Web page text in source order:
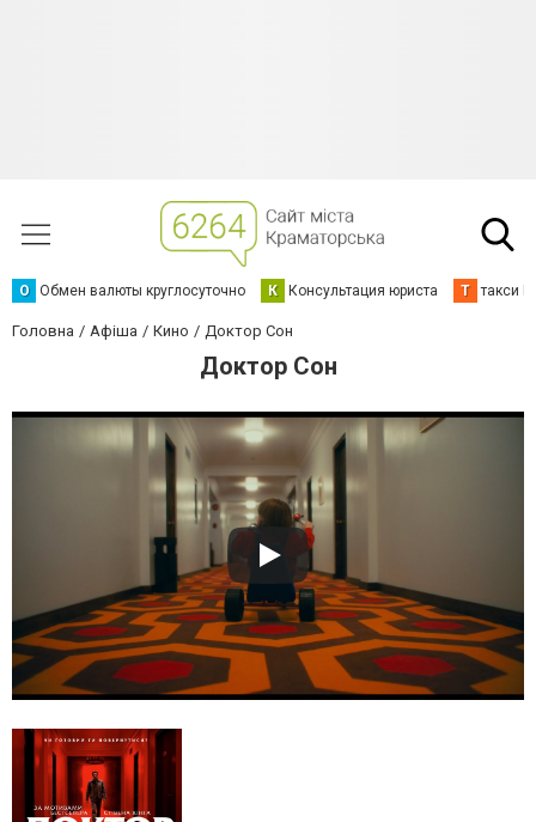
О Обмен валюты круглосуточно К Консультация юриста Т такси
Головна Афіша Кино Доктор Сон
Доктор Сон